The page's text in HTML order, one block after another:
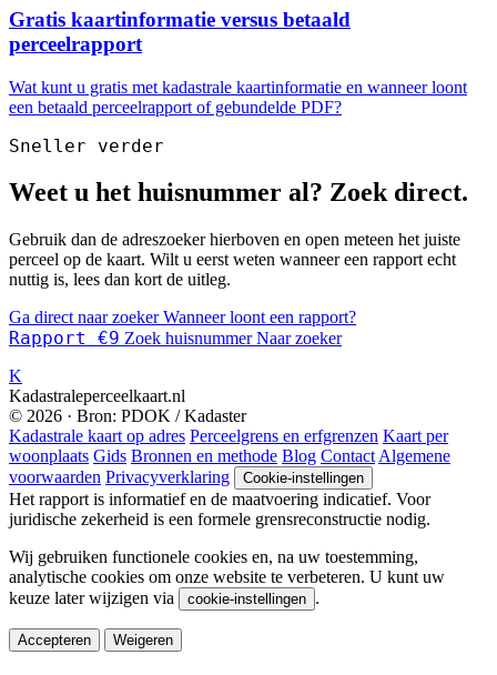
Gratis kaartinformatie versus betaald
perceelrapport
Wat kunt u gratis met kadastrale kaartinformatie en wanneer loont
een betaald perceelrapport of gebundelde PDF?
Sneller verder
Weet u het huisnummer al? Zoek direct.
Gebruik dan de adreszoeker hierboven en open meteen het juiste
perceel op de kaart. Wilt u eerst weten wanneer een rapport echt
nuttig is, lees dan kort de uitleg.
Ga direct naar zoekerWanneer loont een rapport?
Rapport €9 Zoek huisnummer Naar zoeker
K
Kadastraleperceelkaart.nl
© 2026 · Bron: PDOK / Kadaster
Kadastrale kaart op adres Perceelgrens en erfgrenzen Kaart per
woonplaats Gids Bronnen en methode Blog Contact Algemene
voorwaarden Privacyverklaring Cookie-instellingen
Het rapport is informatief en de maatvoering indicatief. Voor
juridische zekerheid is een formele grensreconstructie nodig.
Wij gebruiken functionele cookies en, na uw toestemming,
analytische cookies om onze website te verbeteren. U kunt uw
keuze later wijzigen via
cookie-instellingen .
Accepteren Weigeren